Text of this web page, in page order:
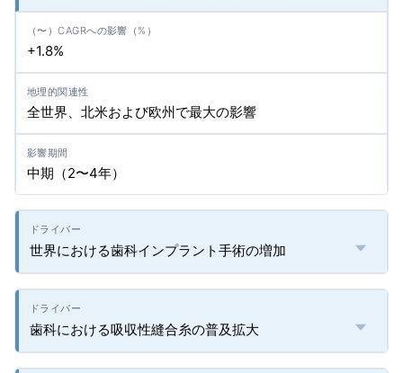
+1.8%
全世界、北米および欧州で最大の影響
中期（2〜4年）
世界における歯科インプラント手術の増加
歯科における吸収性縫合糸の普及拡大